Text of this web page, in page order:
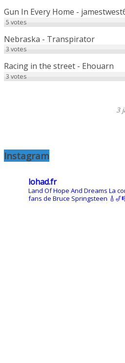
Gun In Every Home -
5 votes
Nebraska - Transpirator
3 votes
Racing in the street - Ehouarn
3 votes
3
Instagram
lohad.fr
Land Of Hope And Dreams La
fans de Bruce Springsteen